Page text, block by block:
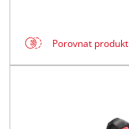
Porovnat produkt